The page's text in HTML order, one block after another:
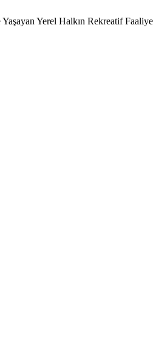
Yerel Halkın Rekreatif